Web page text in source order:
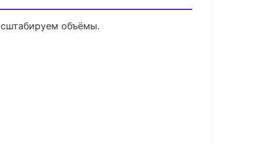
объёмы.